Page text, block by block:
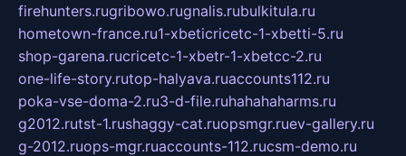
firehunters.rugribowo.rugnalis.rubulkitula.ru
hometown-france.ru1-xbeticricetc-1-xbetti-5.ru
shop-garena.rucricetc-1-xbetr-1-xbetcc-2.ru
one-life-story.rutop-halyava.ruaccounts112.ru
poka-vse-doma-2.ru3-d-file.ruhahahaharms.ru
g2012.rutst-1.rushaggy-cat.ruopsmgr.ruev-gallery.ru
g-2012.ruops-mgr.ruaccounts-112.rucsm-demo.ru